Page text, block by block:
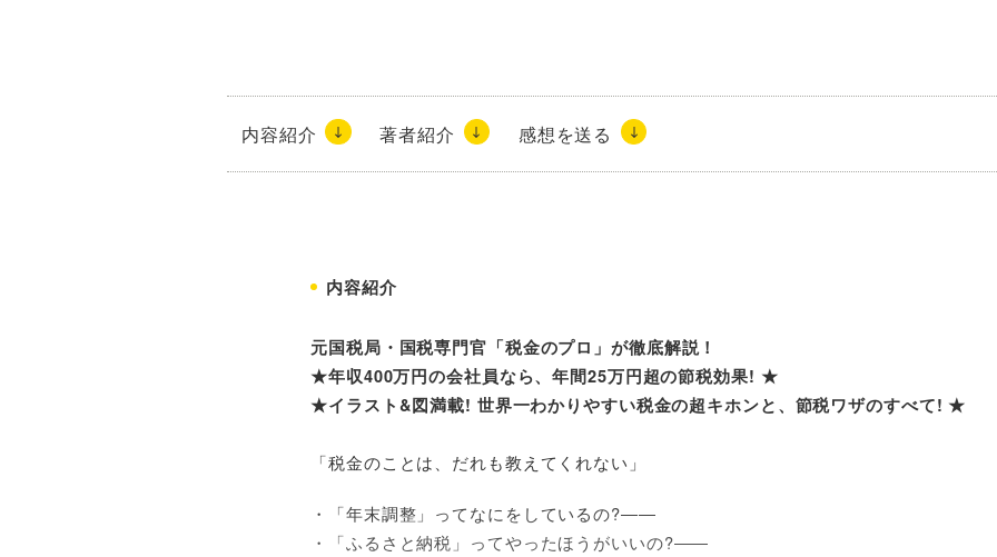
内容紹介 著者紹介 感想を送る
内容紹介
元国税局・国税専門官「税金のプロ」が徹底解説！
★年収400万円の会社員なら、年間25万円超の節税効果! ★
★イラスト&図満載! 世界一わかりやすい税金の超キホンと、節税ワザのすべて! ★
「税金のことは、だれも教えてくれない」
・「年末調整」ってなにをしているの?――
・「ふるさと納税」ってやったほうがいいの?――